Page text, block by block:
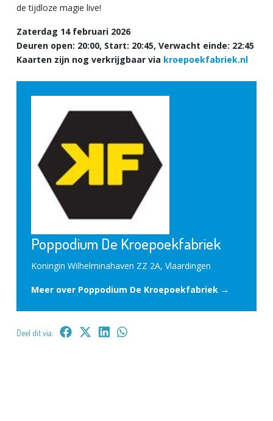
de tijdloze magie live!
Zaterdag 14 februari 2026
Deuren open: 20:00, Start: 20:45, Verwacht einde: 22:45
Kaarten zijn nog verkrijgbaar via kroepoekfabriek.nl
Poppodium De Kroepoekfabriek
Koningin Wilhelminahaven ZZ 2A, Vlaardingen
Meer over Poppodium De Kroepoekfabriek →
Deel dit via: